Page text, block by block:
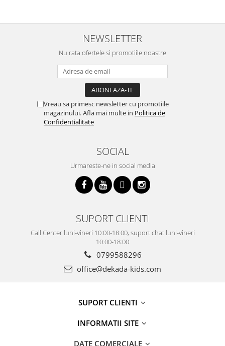
NEWSLETTER
Nu rata ofertele si promotiile noastre
Vreau sa primesc newsletter cu promotiile
magazinului. Afla mai multe in Politica de
Confidentialitate
SOCIAL
Urmareste-ne in social media
SUPORT CLIENTI
Call Center luni-vineri 10:00-18:00, suport chat luni-vineri
10:00-18:00
0799588296
office@dekada-kids.com
SUPORT CLIENTI
INFORMATII SITE
DATE COMERCIALE